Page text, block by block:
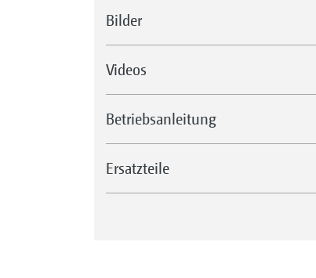
Bilder
Videos
Betriebsanleitung
Ersatzteile